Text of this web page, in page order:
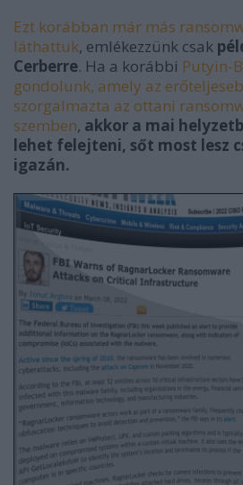
Ezt korábban már más
láthattuk, emlékezzünk csak
Cerberre. Ha a korábbi Putyin-
gondolunk, amely az
szorgalmazta az ottani
szemben, akkor a mai
lehet felejteni, sőt most lesz
igazán.